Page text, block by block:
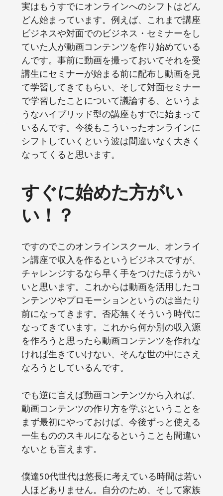
実はもうすでにオンラインへのシフトはどん
どん始まっています。例えば、これまで講座
ビジネスや対面でのビジネス・セミナーをし
ていた人が動画コンテンツを作り始めている
んです。事前に動画を撮っておいてそれを受
講生にセミナーが始まる前に配布し動画を見
て学習してきてもらい、そして対面セミナー
で学習したことについて議論する、というよ
うなハイブリッド型の講座もすでに始まって
いるんです。今後もこういったオンラインに
シフトしていくという波は間違いなく大きく
なってくると思います。
すぐに始めた方がい
い！？
ですのでこのオンラインスクール、オンライ
ン講座で収入を作るというビジネスですが、
チャレンジするなら早く手をつけたほうがい
いと思います。これからは動画を活用したコ
ンテンツやプロモーションというのは当たり
前になってきます。否応無くそういう時代に
なってきています。これから何か別の収入源
を作ろうと思ったら動画コンテンツを作れな
ければ生きていけない、そんな世の中にさえ
なろうとしているんです。
でも逆に言えば動画コンテンツから入れば、
動画コンテンツの作り方を学ぶということを
まず最初にやっておけば、今後ずっと使える
一生もののスキルになるということも間違い
ないとも言えます。
僕達50代世代は悠長に考えている時間は若い
人ほどありません。自分のため、そして家族